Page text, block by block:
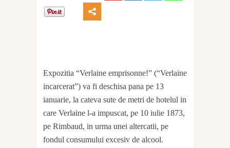
Expozitia “Verlaine emprisonne!” (“Verlaine
incarcerat”) va fi deschisa pana pe 13
ianuarie, la cateva sute de metri de hotelul in
care Verlaine l-a impuscat, pe 10 iulie 1873,
pe Rimbaud, in urma unei altercatii, pe
fondul consumului excesiv de alcool.